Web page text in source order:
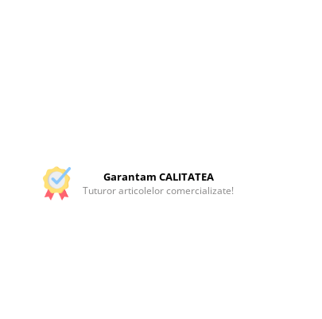
Garantam CALITATEA
Tuturor articolelor comercializate!